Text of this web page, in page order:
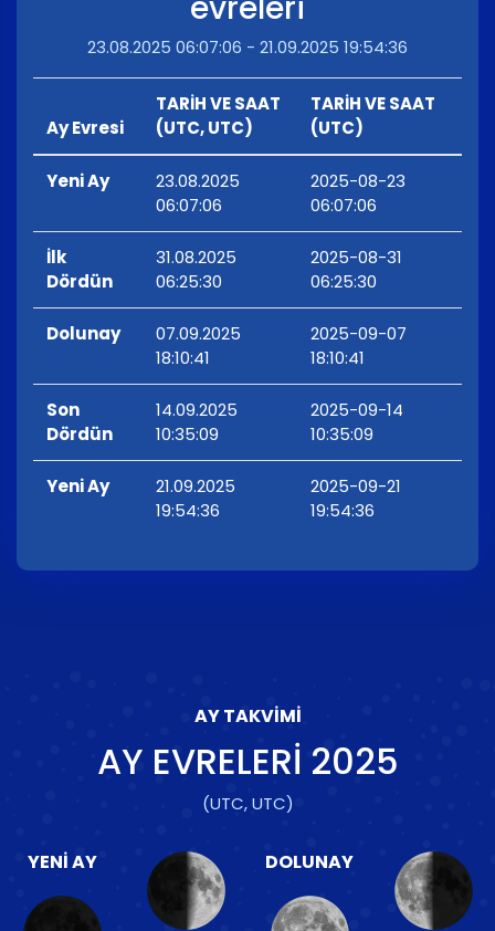
23.08.2025 06:07:06 - 21.09.2025 19:54:36
Ay Evresi
TARİH VE SAAT
(UTC, UTC)
TARİH VE SAAT
(UTC)
Yeni Ay
23.08.2025
06:07:06
2025-08-23
06:07:06
İlk
Dördün
31.08.2025
06:25:30
2025-08-31
06:25:30
Dolunay
07.09.2025
18:10:41
2025-09-07
18:10:41
Son
Dördün
14.09.2025
10:35:09
2025-09-14
10:35:09
Yeni Ay
21.09.2025
19:54:36
2025-09-21
19:54:36
AY TAKVIMI
AY EVRELERI 2025
(UTC, UTC)
YENI AY DOLUNAY